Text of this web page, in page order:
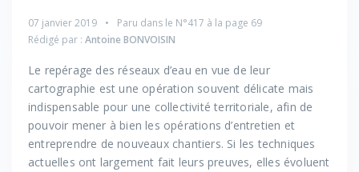
07 janvier 2019 Paru dans le N°417 à la page 69
Rédigé par : Antoine BONVOISIN
Le repérage des réseaux d’eau en vue de leur
cartographie est une opération souvent délicate mais
indispensable pour une collectivité territoriale, afin de
pouvoir mener à bien les opérations d’entretien et
entreprendre de nouveaux chantiers. Si les techniques
actuelles ont largement fait leurs preuves, elles évoluent